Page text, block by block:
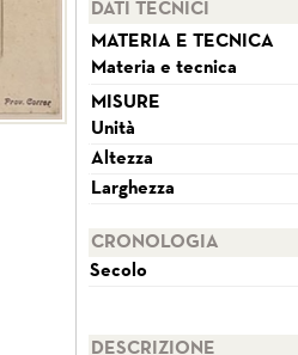
DATI TECNICI
MATERIA E TECNICA
Materia e tecnica
MISURE
Unità
Altezza
Larghezza
CRONOLOGIA
Secolo
DESCRIZIONE